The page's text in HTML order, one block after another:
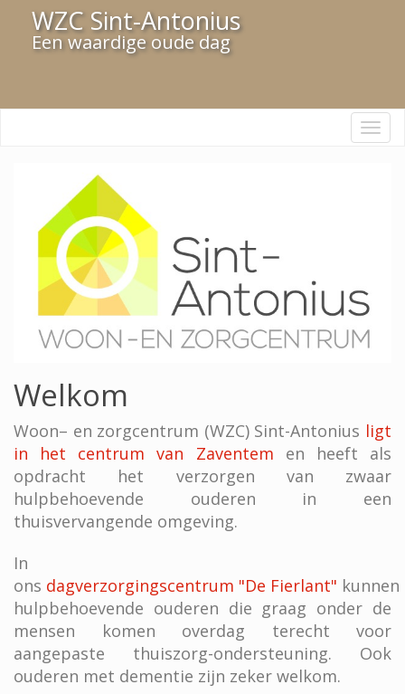
WZC Sint-Antonius
Een waardige oude dag
Welkom
Woon– en zorgcentrum (WZC) Sint-Antonius ligt
in het centrum van Zaventem en heeft als
opdracht het verzorgen van zwaar
hulpbehoevende ouderen in een
thuisvervangende omgeving.
In
ons dagverzorgingscentrum "De Fierlant" kunnen
hulpbehoevende ouderen die graag onder de
mensen komen overdag terecht voor
aangepaste thuiszorg-ondersteuning. Ook
ouderen met dementie zijn zeker welkom.